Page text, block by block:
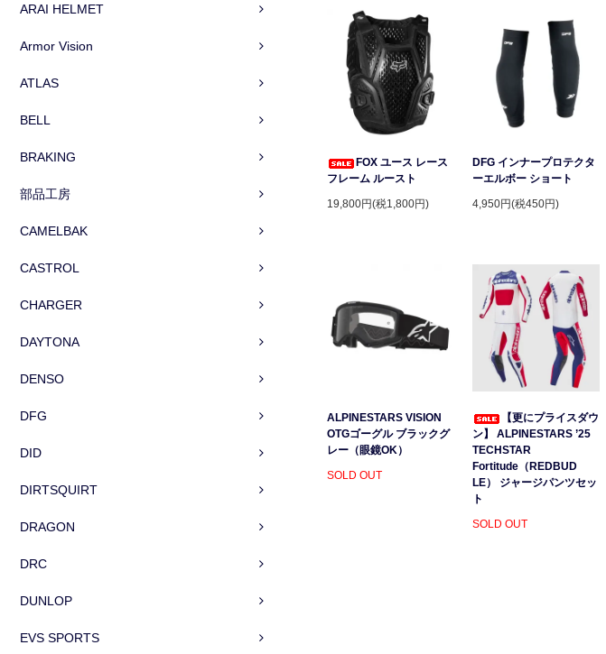
ARAI HELMET
Armor Vision
ATLAS
BELL
BRAKING
部品工房
CAMELBAK
CASTROL
CHARGER
DAYTONA
DENSO
DFG
DID
DIRTSQUIRT
DRAGON
DRC
DUNLOP
EVS SPORTS
FOX ユース レース
フレーム ルースト
19,800円(税1,800円)
DFG インナープロテクタ
ーエルボー ショート
4,950円(税450円)
ALPINESTARS VISION
OTGゴーグル ブラックグ
レー（眼鏡OK）
SOLD OUT
【更にプライスダウ
ン】 ALPINESTARS ’25
TECHSTAR
Fortitude（REDBUD
LE） ジャージパンツセッ
ト
SOLD OUT